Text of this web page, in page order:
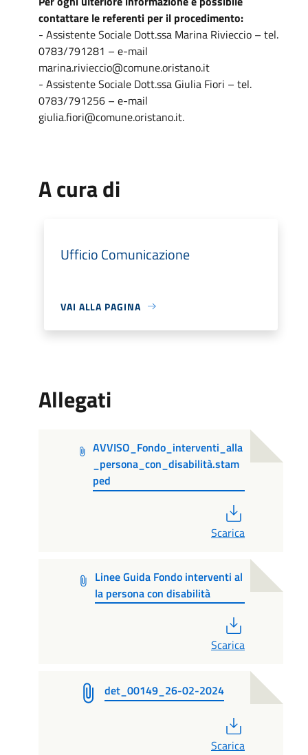
contattare le referenti per il procedimento:
- Assistente Sociale Dott.ssa Marina Rivieccio – tel.
0783/791281 – e-mail
marina.rivieccio@comune.oristano.it
- Assistente Sociale Dott.ssa Giulia Fiori – tel.
0783/791256 – e-mail
giulia.fiori@comune.oristano.it.
A cura di
Ufficio Comunicazione
VAI ALLA PAGINA
Allegati
AVVISO_Fondo_interventi_alla
_persona_con_disabilità.stam
ped
Scarica
Linee Guida Fondo interventi al
la persona con disabilità
Scarica
det_00149_26-02-2024
Scarica